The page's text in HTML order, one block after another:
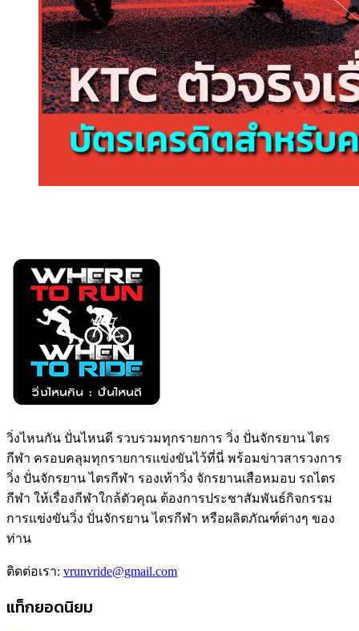
วิ่งไหนกัน ปั่นไหนดี รวบรวมทุกรายการ วิ่ง ปั่นจักรยาน ไตร
กีฬา ครอบคลุมทุกรายการแข่งขันไว้ที่นี่ พร้อมข่าวสารวงการ
วิ่ง ปั่นจักรยาน ไตรกีฬา รองเท้าวิ่ง จักรยานเสือหมอบ รถไตร
กีฬา ให้เรื่องกีฬาใกล้ตัวคุณ ต้องการประชาสัมพันธ์กิจกรรม
การแข่งขันวิ่ง ปั่นจักรยาน ไตรกีฬา หรือผลิตภัณฑ์ต่างๆ ของ
ท่าน
ติดต่อเรา: vrunvride@gmail.com
แท็กยอดนิยม